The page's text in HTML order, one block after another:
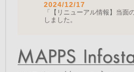
2024/12/17
「【リニューアル情報】当
しました。